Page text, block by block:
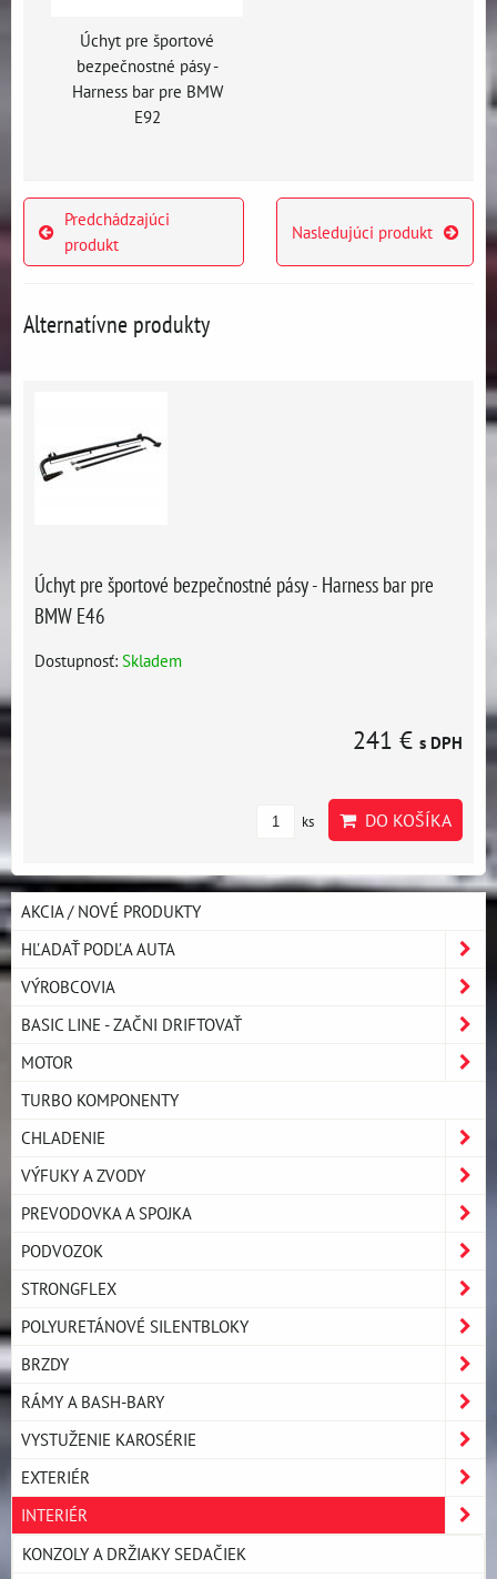
Úchyt pre športové
bezpečnostné pásy -
Harness bar pre BMW
E92
Predchádzajúci
produkt
Nasledujúci produkt
Alternatívne produkty
Úchyt pre športové bezpečnostné pásy - Harness bar pre
BMW E46
Dostupnosť: Skladem
241 € s DPH
ks DO KOŠÍKA
AKCIA / NOVÉ PRODUKTY
HĽADAŤ PODĽA AUTA
VÝROBCOVIA
BASIC LINE - ZAČNI DRIFTOVAŤ
MOTOR
TURBO KOMPONENTY
CHLADENIE
VÝFUKY A ZVODY
PREVODOVKA A SPOJKA
PODVOZOK
STRONGFLEX
POLYURETÁNOVÉ SILENTBLOKY
BRZDY
RÁMY A BASH-BARY
VYSTUŽENIE KAROSÉRIE
EXTERIÉR
INTERIÉR
KONZOLY A DRŽIAKY SEDAČIEK